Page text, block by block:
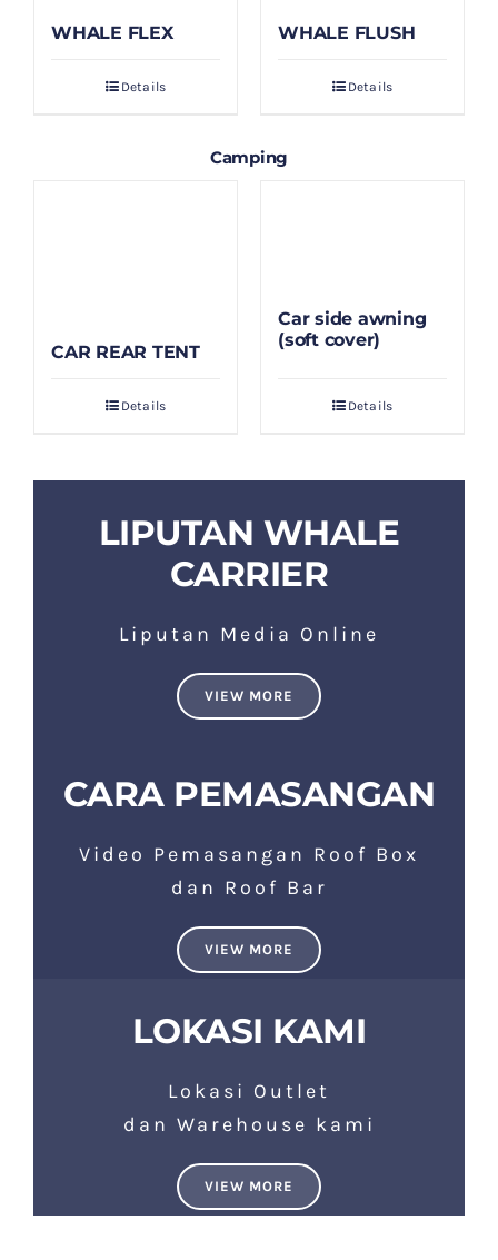
WHALE FLEX
Details
WHALE FLUSH
Details
Camping
CAR REAR TENT
Details
Car side awning
(soft cover)
Details
LIPUTAN WHALE
CARRIER
Liputan Media Online
VIEW MORE
CARA PEMASANGAN
Video Pemasangan Roof Box
dan Roof Bar
VIEW MORE
LOKASI KAMI
Lokasi Outlet
dan Warehouse kami
VIEW MORE